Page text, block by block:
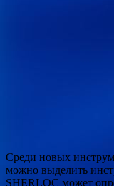
Среди новых
можно выделить
SHERLOC может